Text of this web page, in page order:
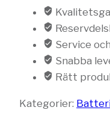
Service
Snabba
Rätt
Kategorier: